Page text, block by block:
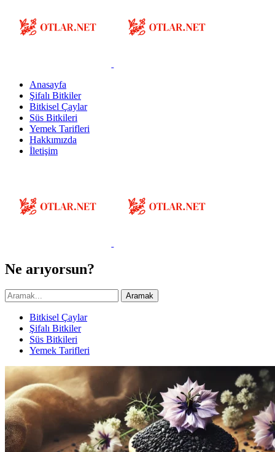
Anasayfa
Şifalı Bitkiler
Bitkisel Çaylar
Süs Bitkileri
Yemek Tarifleri
Hakkımızda
İletişim
Ne arıyorsun?
Aramak
Bitkisel Çaylar
Şifalı Bitkiler
Süs Bitkileri
Yemek Tarifleri